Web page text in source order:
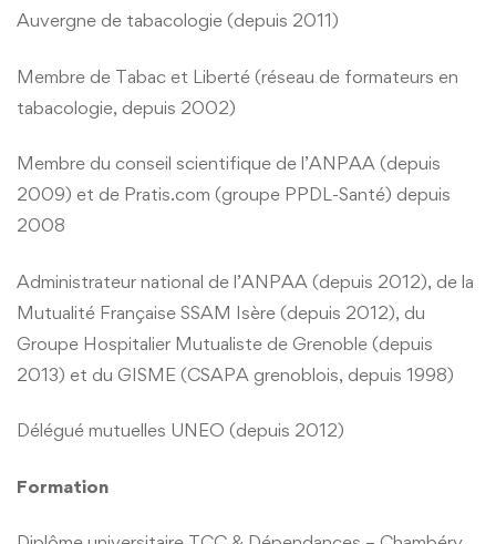
Auvergne de tabacologie (depuis 2011)
Membre de Tabac et Liberté (réseau de formateurs en
tabacologie, depuis 2002)
Membre du conseil scientifique de l’ANPAA (depuis
2009) et de Pratis.com (groupe PPDL-Santé) depuis
2008
Administrateur national de l’ANPAA (depuis 2012), de la
Mutualité Française SSAM Isère (depuis 2012), du
Groupe Hospitalier Mutualiste de Grenoble (depuis
2013) et du GISME (CSAPA grenoblois, depuis 1998)
Délégué mutuelles UNEO (depuis 2012)
Formation